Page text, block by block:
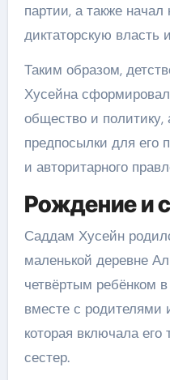
партии, а также начал
диктаторскую власть
Таким образом,
Хусейна
общество и политику,
предпосылки для его
и авторитарного
Рождение и
Саддам Хусейн
маленькой деревне
четвёртым ребёнком
вместе с родителями
которая включала
сестер.